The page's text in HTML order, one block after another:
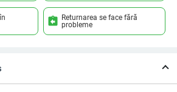
assignment_return Returnarea se face fără
probleme